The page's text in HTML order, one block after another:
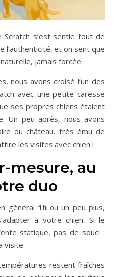
Scratch s’est sentie tout de
l’authenticité, et on sent que
jamais forcée.
nous avons croisé l’un des
avec une petite caresse
ses propres chiens étaient
Un peu après, nous avons
du château, très ému de
les visites avec chien !
mesure, au
duo
général 1hou un peu plus,
à votre chien. Si le
statique, pas de souci :
visite.
restent fraîches